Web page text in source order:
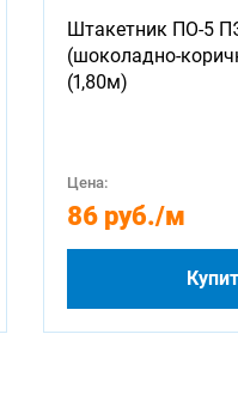
Штакетник ПО-5
(шоколадно-
(1,80м)
Цена:
86 руб./м